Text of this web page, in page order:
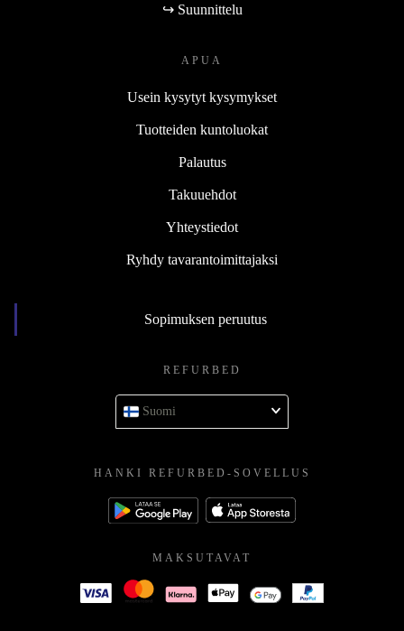
↪ Suunnittelu
APUA
Usein kysytyt kysymykset
Tuotteiden kuntoluokat
Palautus
Takuuehdot
Yhteystiedot
Ryhdy tavarantoimittajaksi
Sopimuksen peruutus
REFURBED
Suomi
HANKI REFURBED-SOVELLUS
MAKSUTAVAT